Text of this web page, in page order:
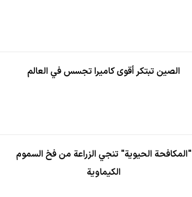
الصين تبتكر أقوى كاميرا تجسس في العالم
"المكافحة الحيوية" تنجي الزراعة من فخ السموم
الكيماوية